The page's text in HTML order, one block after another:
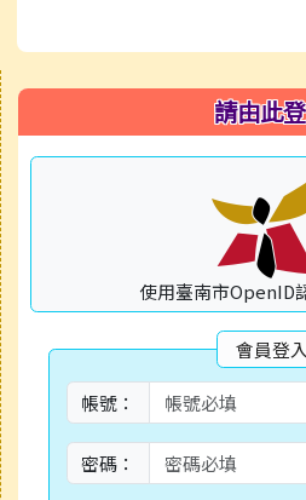
右邊區域內容 請由此
使用臺南市OpenID
會員登入
帳號：
密碼：